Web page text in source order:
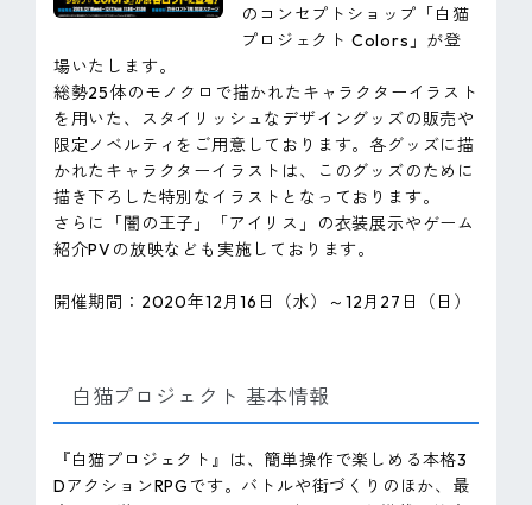
のコンセプトショップ「白猫
プロジェクト Colors」が登
場いたします。
総勢25体のモノクロで描かれたキャラクターイラスト
を用いた、スタイリッシュなデザイングッズの販売や
限定ノベルティをご用意しております。各グッズに描
かれたキャラクターイラストは、このグッズのために
描き下ろした特別なイラストとなっております。
さらに「闇の王子」「アイリス」の衣装展示やゲーム
紹介PVの放映なども実施しております。
開催期間：2020年12月16日（水）～12月27日（日）
白猫プロジェクト 基本情報
『白猫プロジェクト』は、簡単操作で楽しめる本格3
DアクションRPGです。バトルや街づくりのほか、最